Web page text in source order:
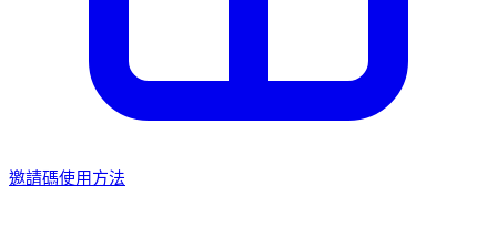
邀請碼使用方法